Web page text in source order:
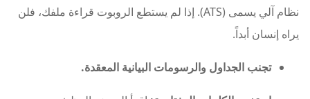
نظام آلي يسمى (ATS). إذا لم يستطع الروبوت قراءة ملفك، فلن
يراه إنسان أبداً.
تجنب الجداول والرسومات البيانية المعقدة.